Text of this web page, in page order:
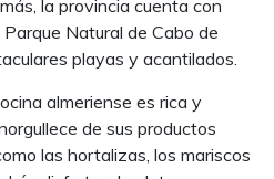
la provincia cuenta con
Natural de Cabo de
playas y acantilados.
almeriense es rica y
de sus productos
las hortalizas, los mariscos